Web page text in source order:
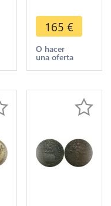
François II
King
Scotland
Peace
1560 AU
165 €
O hacer
una oferta